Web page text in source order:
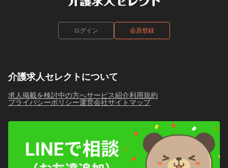
ログイン 会員登録
介護求人セレクトについて
求人掲載を検討中の方へサービス紹介利用規約
プライバシーポリシー運営会社サイトマップ